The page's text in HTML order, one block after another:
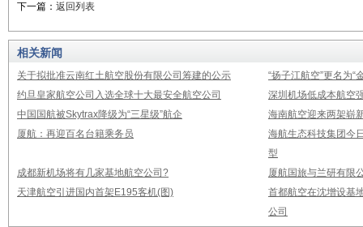
下一篇： 返回列表
相关新闻
关于拟批准云南红土航空股份有限公司筹建的公示
“扬子江航空”更名为“
约旦皇家航空公司入选全球十大最安全航空公司
深圳机场低成本航空
中国国航被Skytrax降级为“三星级”航企
海南航空迎来两架崭
厦航：再迎百名台籍乘务员
海航生态科技集团今
型
成都新机场将有几家基地航空公司?
厦航国旅与兰研有限
天津航空引进国内首架E195客机(图)
首都航空在沈增设基
公司